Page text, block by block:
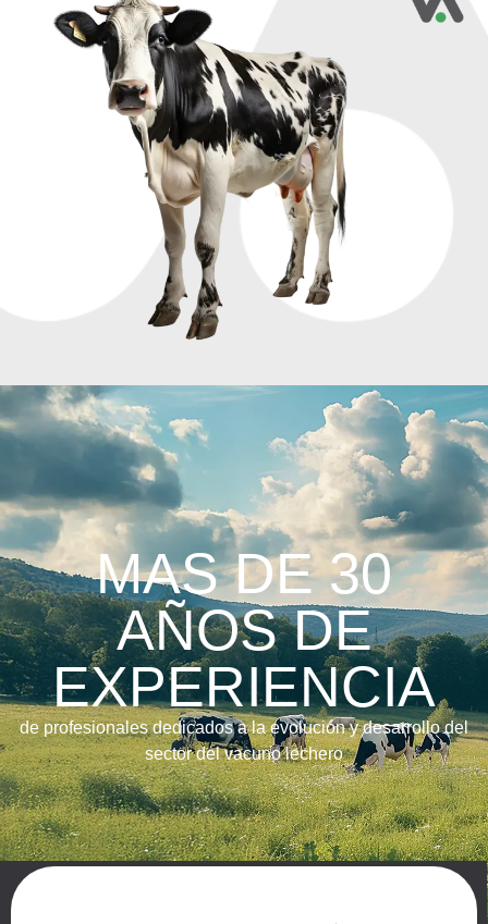
MAS DE 30
AÑOS DE
EXPERIENCIA
de profesionales dedicados a la evolución y desarrollo del
sector del vacuno lechero